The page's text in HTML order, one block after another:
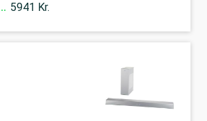
5941 Kr.